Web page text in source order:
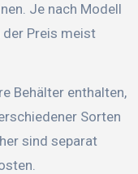
Je nach Modell
Preis meist
Behälter enthalten,
Sorten
sind separat